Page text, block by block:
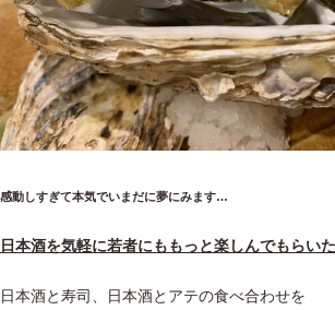
感動しすぎて本気でいまだに夢にみます…
日本酒を気軽に若者にももっと楽しんでもらい
日本酒と寿司、日本酒とアテの食べ合わせを